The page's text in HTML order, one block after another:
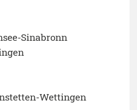
Sinabronn
Wettingen